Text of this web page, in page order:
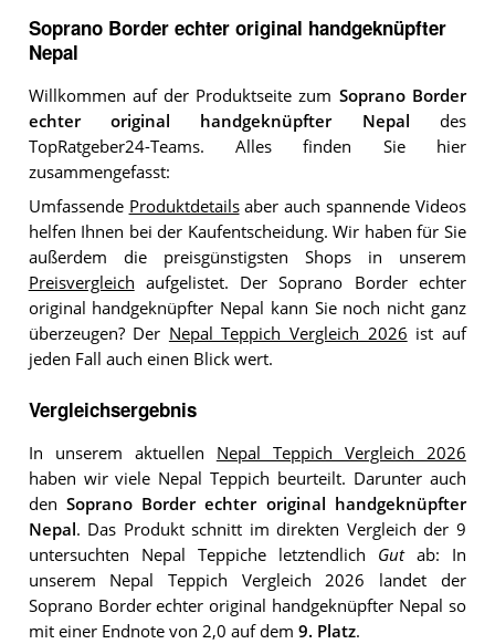
Soprano Border echter original handgeknüpfter
Nepal
Willkommen auf der Produktseite zum Soprano Border
echter original handgeknüpfter Nepal
des
TopRatgeber24-Teams. Alles finden Sie hier
zusammengefasst:
Umfassende Produktdetailsaber auch spannende Videos
helfen Ihnen bei der Kaufentscheidung. Wir haben für Sie
außerdem die preisgünstigsten Shops in unserem
Preisvergleich aufgelistet. Der Soprano Border echter
original handgeknüpfter Nepal kann Sie noch nicht ganz
überzeugen? Der Nepal Teppich Vergleich 2026 ist auf
jeden Fall auch einen Blick wert.
Vergleichsergebnis
In unserem aktuellen Nepal Teppich Vergleich 2026
haben wir viele Nepal Teppich beurteilt. Darunter auch
den Soprano Border echter original handgeknüpfter
Nepal. Das Produkt schnitt im direkten Vergleich der 9
untersuchten Nepal Teppiche letztendlich Gutab: In
unserem Nepal Teppich Vergleich 2026 landet der
Soprano Border echter original handgeknüpfter Nepal so
mit einer Endnote von 2,0 auf dem 9. Platz.